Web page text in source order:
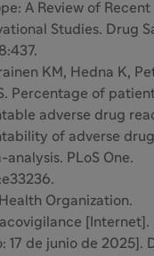
A Review of Recent
Studies. Drug
KM, Hedna K,
Percentage of
adverse drug
of adverse
analysis. PLoS One.
Organization.
[Internet].
17 de junio de 2025].